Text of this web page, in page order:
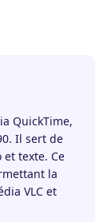
QuickTime,
Il sert de
texte. Ce
la
VLC et